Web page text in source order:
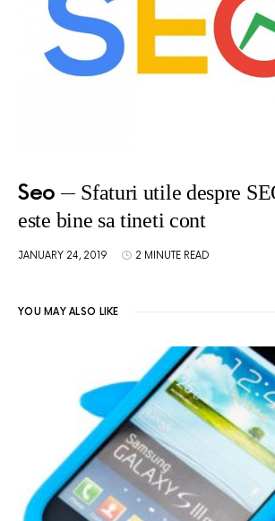
Seo
Sfaturi utile despre
este bine sa tineti cont
JANUARY 24, 2019 2 MINUTE READ
YOU MAY ALSO LIKE